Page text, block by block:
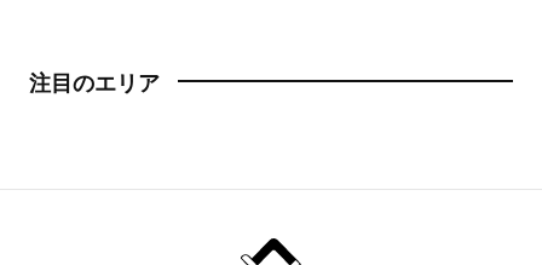
注目のエリア